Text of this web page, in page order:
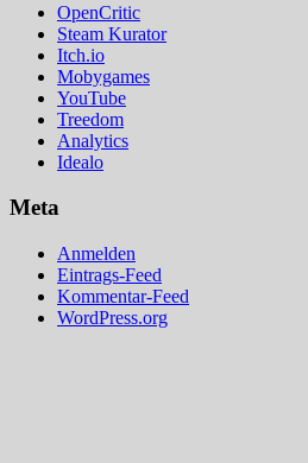
OpenCritic
Steam Kurator
Itch.io
Mobygames
YouTube
Treedom
Analytics
Idealo
Meta
Anmelden
Eintrags-Feed
Kommentar-Feed
WordPress.org